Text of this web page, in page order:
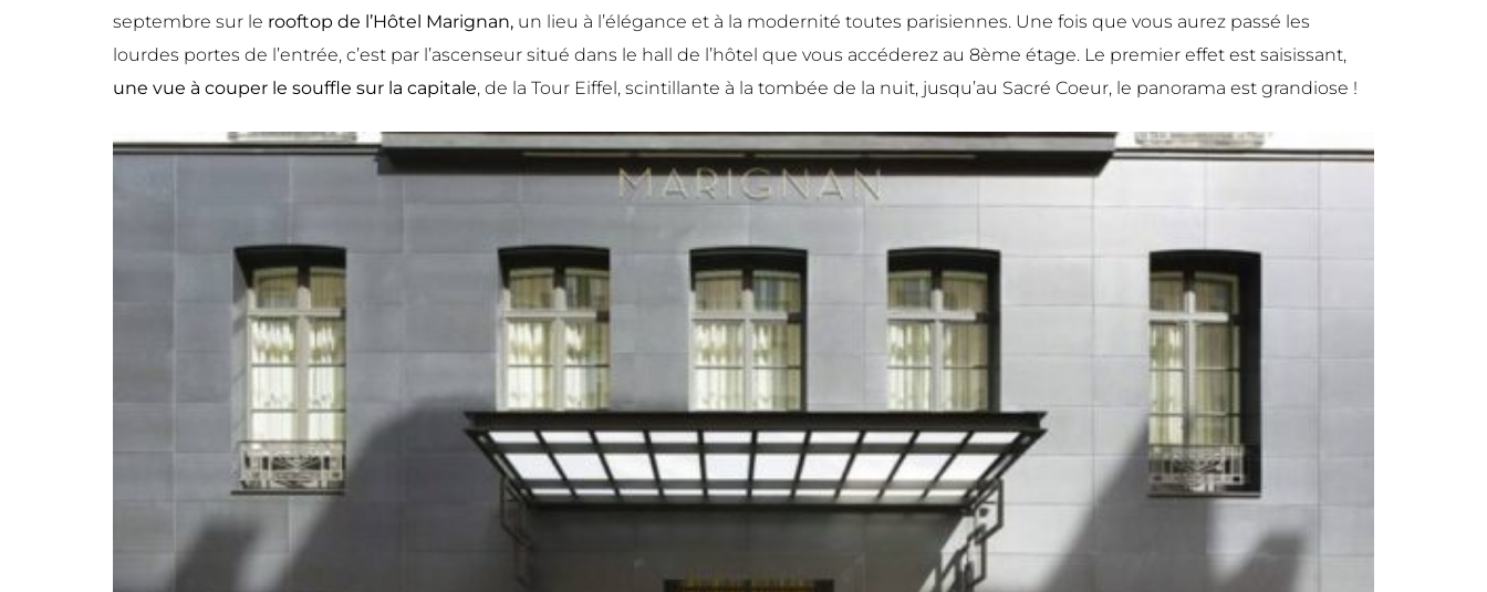
septembre sur le rooftop de l’Hôtel Marignan, un lieu à l’élégance et à la modernité toutes parisiennes. Une fois que vous aurez passé les
lourdes portes de l’entrée, c’est par l’ascenseur situé dans le hall de l’hôtel que vous accéderez au 8ème étage. Le premier effet est saisissant,
une vue à couper le souffle sur la capitale, de la Tour Eiffel, scintillante à la tombée de la nuit, jusqu’au Sacré Coeur, le panorama est grandiose !